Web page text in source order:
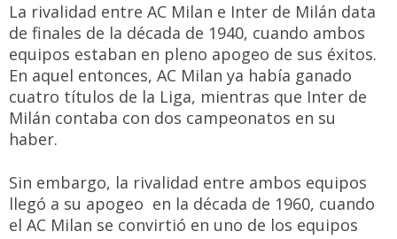
La rivalidad entre AC Milan e Inter de Milán data
de finales de la década de 1940, cuando ambos
equipos estaban en pleno apogeo de sus éxitos.
En aquel entonces, AC Milan ya había ganado
cuatro títulos de la Liga, mientras que Inter de
Milán contaba con dos campeonatos en su
haber.
Sin embargo, la rivalidad entre ambos equipos
llegó a su apogeo en la década de 1960, cuando
el AC Milan se convirtió en uno de los equipos